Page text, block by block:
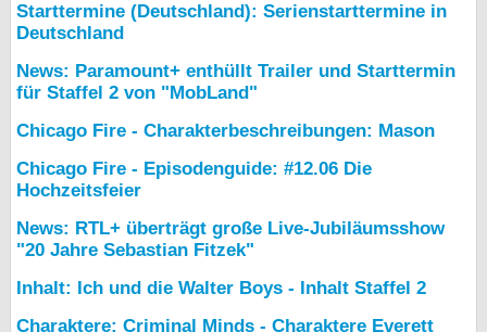
Starttermine (Deutschland): Serienstarttermine in
Deutschland
News: Paramount+ enthüllt Trailer und Starttermin
für Staffel 2 von "MobLand"
Chicago Fire - Charakterbeschreibungen: Mason
Chicago Fire - Episodenguide: #12.06 Die
Hochzeitsfeier
News: RTL+ überträgt große Live-Jubiläumsshow
"20 Jahre Sebastian Fitzek"
Inhalt: Ich und die Walter Boys - Inhalt Staffel 2
Charaktere: Criminal Minds - Charaktere Everett